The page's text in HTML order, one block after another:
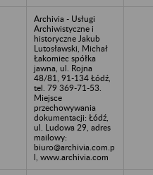
Archivia - Usługi
Archiwistyczne i
historyczne Jakub
Lutosławski, Michał
Łakomiec spółka
jawna, ul. Rojna
48/81, 91-134 Łódź,
tel. 79 369-71-53.
Miejsce
przechowywania
dokumentacji: Łódź,
ul. Ludowa 29, adres
mailowy:
biuro@archivia.com.p
l, www.archivia.com